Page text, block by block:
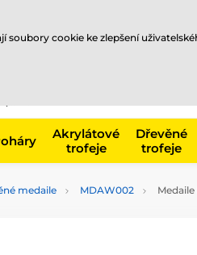
Akrylátové
trofeje
Dřevěné
trofeje
medaile MDAW002
soubory cookie ke zlepšení